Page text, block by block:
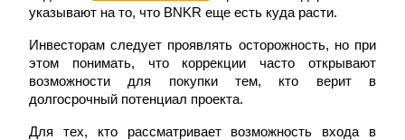
Кредиты
Сервис заимствований, обеспеченных криптовалютой
указывают на то, что BNKR еще есть куда расти.
Инвесторам следует проявлять осторожность, но при
этом понимать, что коррекции часто открывают
возможности для покупки тем, кто верит в
долгосрочный потенциал проекта.
Для тех, кто рассматривает возможность входа в